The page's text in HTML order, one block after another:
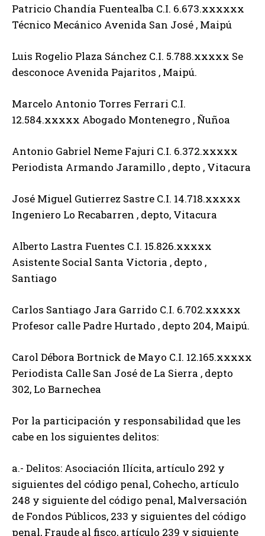
Patricio Chandía Fuentealba C.I. 6.673.xxxxxx
Técnico Mecánico Avenida San José , Maipú
Luis Rogelio Plaza Sánchez C.I. 5.788.xxxxx Se
desconoce Avenida Pajaritos , Maipú.
Marcelo Antonio Torres Ferrari C.I.
12.584.xxxxx Abogado Montenegro , Ñuñoa
Antonio Gabriel Neme Fajuri C.I. 6.372.xxxxx
Periodista Armando Jaramillo , depto , Vitacura
José Miguel Gutierrez Sastre C.I. 14.718.xxxxx
Ingeniero Lo Recabarren , depto, Vitacura
Alberto Lastra Fuentes C.I. 15.826.xxxxx
Asistente Social Santa Victoria , depto ,
Santiago
Carlos Santiago Jara Garrido C.I. 6.702.xxxxx
Profesor calle Padre Hurtado , depto 204, Maipú.
Carol Débora Bortnick de Mayo C.I. 12.165.xxxxx
Periodista Calle San José de La Sierra , depto
302, Lo Barnechea
Por la participación y responsabilidad que les
cabe en los siguientes delitos:
a.- Delitos: Asociación Ilícita, artículo 292 y
siguientes del código penal, Cohecho, artículo
248 y siguiente del código penal, Malversación
de Fondos Públicos, 233 y siguientes del código
penal, Fraude al fisco, artículo 239 y siguiente